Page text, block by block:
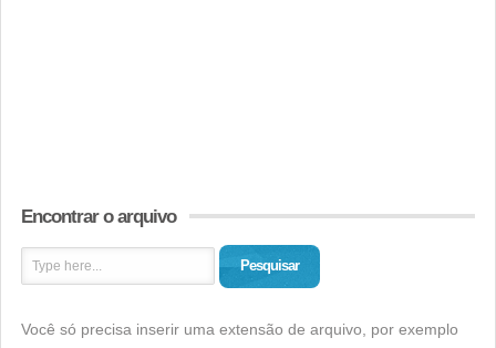
Encontrar o arquivo
Pesquisar
Você só precisa inserir uma extensão de arquivo, por exemplo